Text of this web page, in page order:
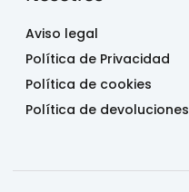
Aviso legal
Política de Privacidad
Política de cookies
Política de devoluciones